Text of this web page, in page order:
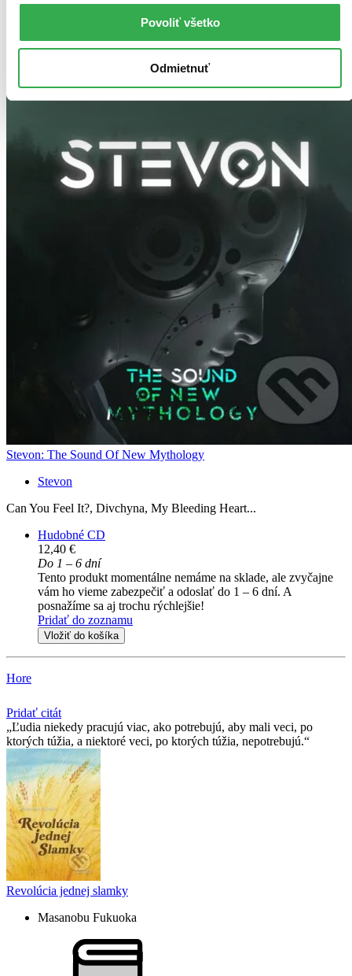
Povoliť všetko
Odmietnuť
Tento produkt momentálne nemáme na sklade, ale zvyčajne
vám ho vieme zabezpečiť a odoslať do 1 – 6 dní. A
Pridať do zoznamu
Stevon: The Sound Of New Mythology
Stevon
Can You Feel It?, Divchyna, My Bleeding Heart...
Hudobné CD
12,40 €
Do 1 – 6 dní
Tento produkt momentálne nemáme na sklade, ale zvyčajne
vám ho vieme zabezpečiť a odoslať do 1 – 6 dní. A
posnažíme sa aj trochu rýchlejšie!
Pridať do zoznamu
Vložiť do košíka
Hore
Pridať citát
Ľudia niekedy pracujú viac, ako potrebujú, aby mali veci, po
ktorých túžia, a niektoré veci, po ktorých túžia, nepotrebujú.
Revolúcia jednej slamky
Masanobu Fukuoka